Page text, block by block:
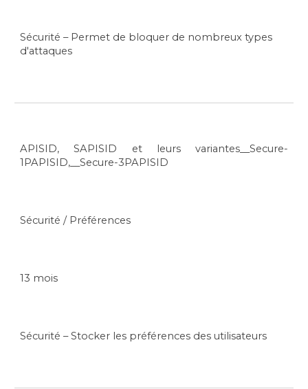
Sécurité – Permet de bloquer de nombreux types
d'attaques
APISID, SAPISID et leurs variantes__Secure-
1PAPISID,__Secure-3PAPISID
Sécurité / Préférences
13 mois
Sécurité – Stocker les préférences des utilisateurs